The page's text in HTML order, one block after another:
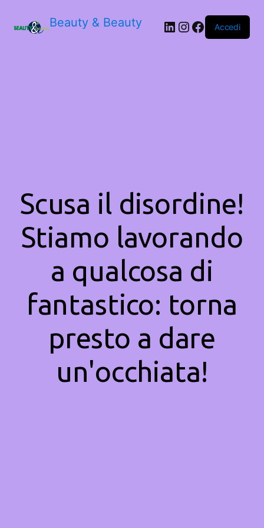
Beauty & Beauty LinkedIn
Instagram
Facebook
Accedi
Scusa il disordine!
Stiamo lavorando
a qualcosa di
fantastico: torna
presto a dare
un'occhiata!